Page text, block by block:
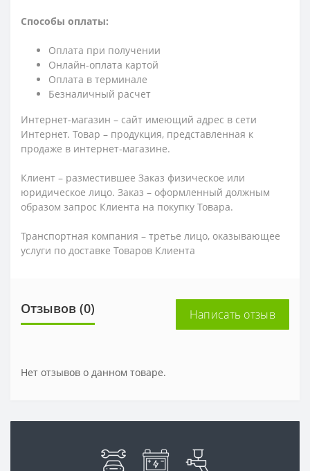
Способы оплаты:
Оплата при получении
Онлайн-оплата картой
Оплата в терминале
Безналичный расчет
Интернет-магазин – сайт имеющий адрес в сети
Интернет. Товар – продукция, представленная к
продаже в интернет-магазине.
Клиент – разместившее Заказ физическое или
юридическое лицо. Заказ – оформленный должным
образом запрос Клиента на покупку Товара.
Транспортная компания – третье лицо, оказывающее
услуги по доставке Товаров Клиента
Отзывов (0) Написать отзыв
Нет отзывов о данном товаре.